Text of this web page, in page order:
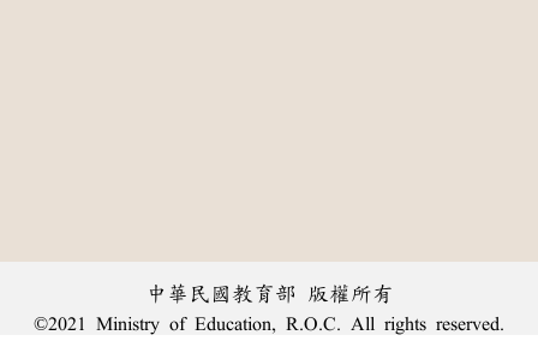
中華民國教育部 版權所有
©2021 Ministry of Education, R.O.C. All rights reserved.